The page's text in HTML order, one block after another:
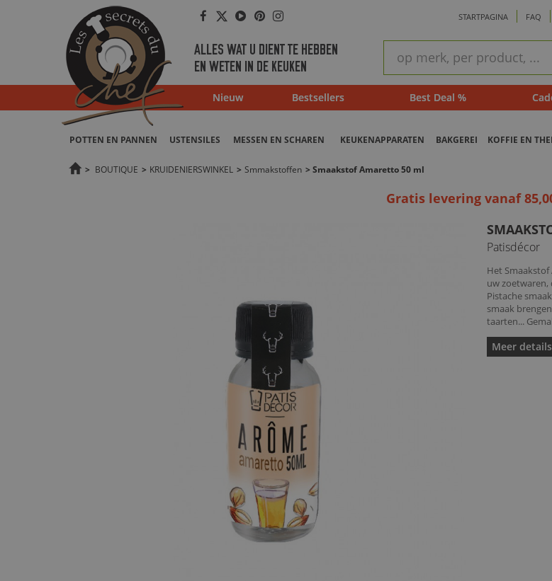
Facebook
Twitter
Youtube
Pinterest
Instagram STARTPAGINA FAQ
ALLES WAT U DIENT TE HEBBEN
EN WETEN IN DE KEUKEN
zoeken
Nieuw Bestsellers Best Deal %
POTTEN EN PANNEN USTENSILES MESSEN EN SCHAREN KEUKENAPPARATEN BAKGEREI KOFFIE EN
> BOUTIQUE > KRUIDENIERSWINKEL > Smmakstoffen > Smaakstof Amaretto 50 ml
Gratis levering vanaf
Patisdécor
Het
uw zoetwaren,
Pistache
smaak
taarten...
Meer details